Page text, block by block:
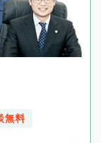
無料